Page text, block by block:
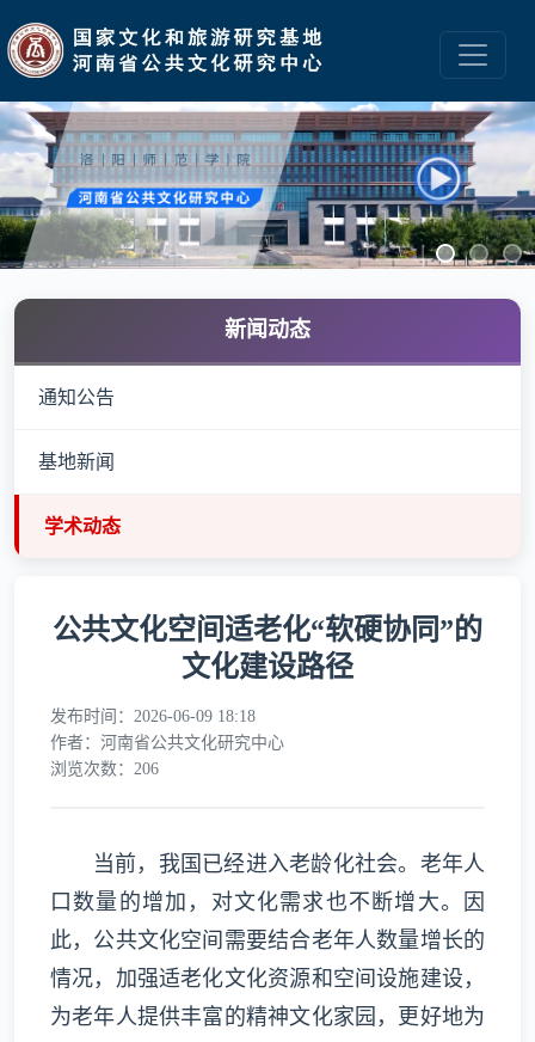
新闻动态
通知公告
基地新闻
学术动态
公共文化空间适老化“软硬协同”的
文化建设路径
发布时间：2026-06-09 18:18
作者：河南省公共文化研究中心
浏览次数：206
当前，我国已经进入老龄化社会。老年人
口数量的增加，对文化需求也不断增大。因
此，公共文化空间需要结合老年人数量增长的
情况，加强适老化文化资源和空间设施建设，
为老年人提供丰富的精神文化家园，更好地为